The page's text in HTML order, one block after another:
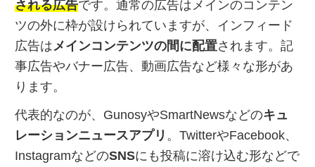
される広告です。通常の広告はメインのコンテン
ツの外に枠が設けられていますが、インフィード
広告はメインコンテンツの間に配置されます。 記
事広告やバナー広告、動画広告など様々な形があ
ります。
代表的なのが、GunosyやSmartNewsなどのキュ
レーションニュースアプリ 。TwitterやFacebook、
InstagramなどのSNSにも投稿に溶け込む形などで